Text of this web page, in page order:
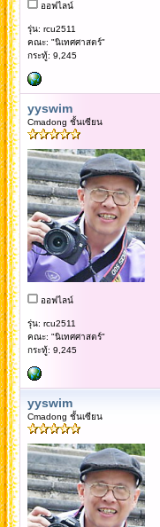
ออฟไลน์
รุ่น: rcu2511
คณะ: "นิเทศศาสตร์"
กระทู้: 9,245
yyswim
Cmadong ชั้นเซียน
ออฟไลน์
รุ่น: rcu2511
คณะ: "นิเทศศาสตร์"
กระทู้: 9,245
yyswim
Cmadong ชั้นเซียน